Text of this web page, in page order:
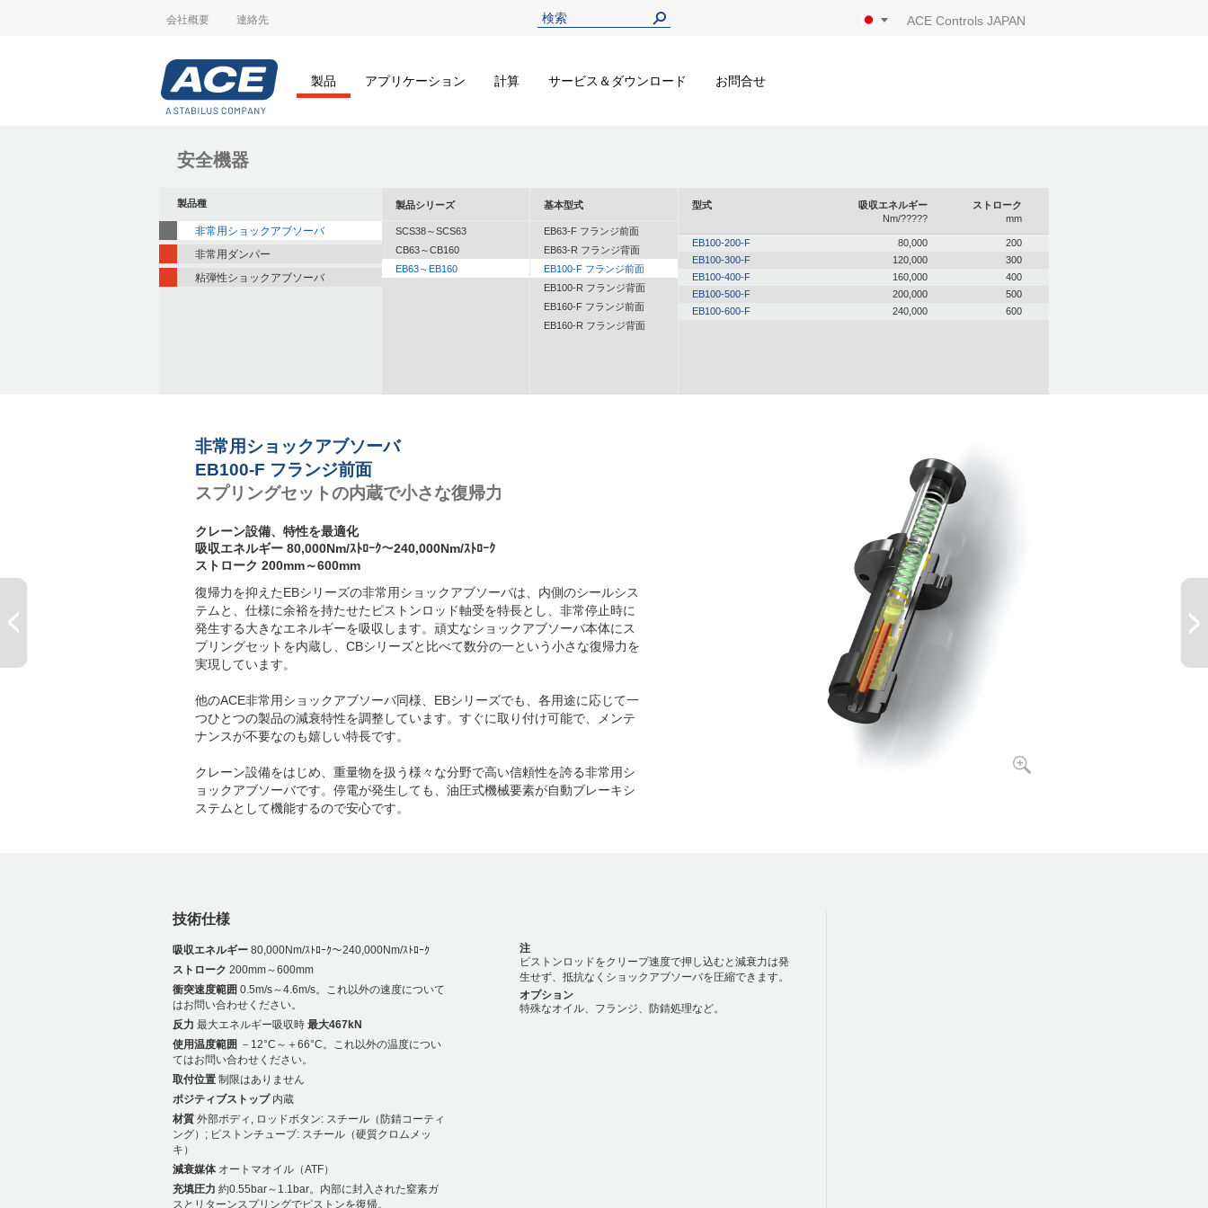
会社概要 連絡先 ACE Controls JAPAN
製品 アプリケーション 計算 サービス＆ダウンロード お問合せ
安全機器
製品種
非常用ショックアブソーバ
非常用ダンパー
粘弾性ショックアブソーバ
製品シリーズ
SCS38～SCS63
CB63～CB160
EB63～EB160
基本型式
EB63-F フランジ前面
EB63-R フランジ背面
EB100-F フランジ前面
EB100-R フランジ背面
EB160-F フランジ前面
EB160-R フランジ背面
型式
吸収エネルギー
Nm/?????
ストローク
mm
EB100-200-F 80,000
200
EB100-300-F
120,000
300
EB100-400-F
160,000
400
EB100-500-F
200,000
500
EB100-600-F
240,000 600
非常用ショックアブソーバ
EB100-F フランジ前面
スプリングセットの内蔵で小さな復帰力
クレーン設備、特性を最適化
吸収エネルギー 80,000Nm/ｽﾄﾛｰｸ～240,000Nm/ｽﾄﾛｰｸ
ストローク 200mm～600mm
復帰力を抑えたEBシリーズの非常用ショックアブソーバは、内側のシールシス
テムと、仕様に余裕を持たせたピストンロッド軸受を特長とし、非常停止時に
発生する大きなエネルギーを吸収します。頑丈なショックアブソーバ本体にス
プリングセットを内蔵し、CBシリーズと比べて数分の一という小さな復帰力を
実現しています。
他のACE非常用ショックアブソーバ同様、EBシリーズでも、各用途に応じて一
つひとつの製品の減衰特性を調整しています。すぐに取り付け可能で、メンテ
ナンスが不要なのも嬉しい特長です。
クレーン設備をはじめ、重量物を扱う様々な分野で高い信頼性を誇る非常用シ
ョックアブソーバです。停電が発生しても、油圧式機械要素が自動ブレーキシ
ステムとして機能するので安心です。
技術仕様
吸収エネルギー 80,000Nm/ｽﾄﾛｰｸ～240,000Nm/ｽﾄﾛｰｸ
ストローク 200mm～600mm
衝突速度範囲 0.5m/s～4.6m/s。これ以外の速度について
はお問い合わせください。
反力 最大エネルギー吸収時 最大467kN
使用温度範囲 －12°C～＋66°C。これ以外の温度につい
てはお問い合わせください。
取付位置 制限はありません
ポジティブストップ内蔵
材質 外部ボディ, ロッドボタン: スチール（防錆コーティ
ング）; ピストンチューブ: スチール（硬質クロムメッ
キ）
減衰媒体オートマオイル（ATF）
充填圧力 約0.55bar～1.1bar。内部に封入された窒素ガ
スとリターンスプリングでピストンを復帰。
注
ピストンロッドをクリープ速度で押し込むと減衰力は発
生せず、抵抗なくショックアブソーバを圧縮できます。
オプション
特殊なオイル、フランジ、防錆処理など。